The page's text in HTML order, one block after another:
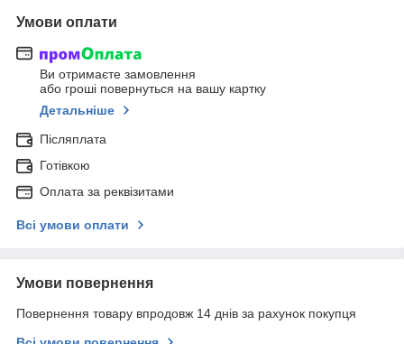
Умови оплати
Ви отримаєте замовлення
або гроші повернуться на вашу картку
Детальніше
Післяплата
Готівкою
Оплата за реквізитами
Всі умови оплати
Умови повернення
Повернення товару впродовж 14 днів за рахунок покупця